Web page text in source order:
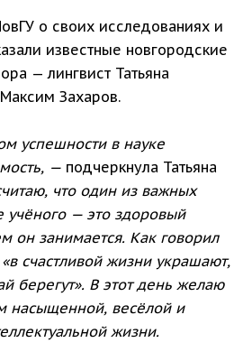
о своих исследованиях и
известные новгородские
— лингвист Татьяна
Захаров.
успешности в науке
— подчеркнула Татьяна
что один из важных
учёного — это здоровый
он занимается. Как говорил
счастливой жизни украшают,
берегут». В этот день желаю
насыщенной, весёлой и
жизни.